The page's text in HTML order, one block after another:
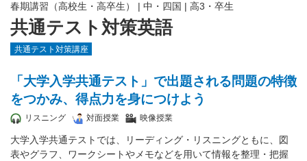
共通テスト対策英語
春期講習（高校生・高卒生） | 中・四国 | 高3・卒生
共通テスト対策講座
「大学入学共通テスト」で出題される問題の特徴
をつかみ、得点力を身につけよう
リスニング 対面授業 映像授業
大学入学共通テストでは、リーディング・リスニングともに、図
表やグラフ、ワークシートやメモなどを用いて情報を整理・把握